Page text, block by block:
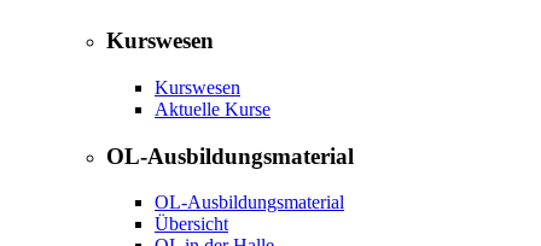
Kurswesen
Kurswesen
Aktuelle Kurse
OL-Ausbildungsmaterial
OL-Ausbildungsmaterial
Übersicht